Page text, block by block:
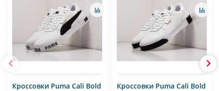
Кроссовки Puma Cali Bold Кроссовки Puma Cali Bold